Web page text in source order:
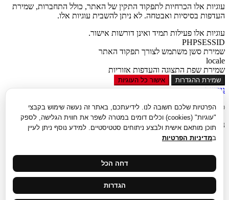
הפרטיות שלכם חשובה לנו. לידיעתכם, באתר זה נעשה שימוש בקבצי
"עוגיות" (cookies) וכלים דומים במטרה לשפר את חווית הגלישה, לספק
תוכן מותאם אישית ולבצע ניתוחים סטטיסטיים. למידע נוסף ניתן לעיין
במדיניות הפרטיות
דחה הכל
הגדרות
עוגיות אלו הכרחיות לתפקוד התקין של האתר, כולל התחברות, שמירת
העדפות בסיסיות ואבטחה. לא ניתן להשבית עוגיות אלו.
עוגיות אלו פעילות תמיד ואינן דורשות אישור.
PHPSESSID
שמירת סשן משתמש לצורך תפקוד האתר
locale
שמירת שפת התצוגה והעדפות אזוריות
שמירת ההגדרות אישור כל העוגיות
נגישות
סגור
נגישות
הגדל טקסט
ניגודיות הפוכה
הדגשת קישורים